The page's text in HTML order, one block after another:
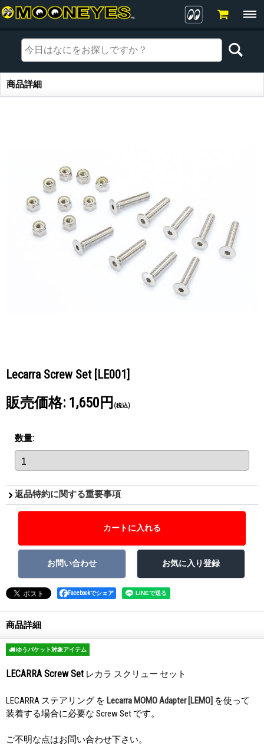
商品詳細
商品詳細
Lecarra Screw Set [LE001]
販売価格: 1,650円 (税込)
数量:
返品特約に関する重要事項
Facebookでシェア
商品詳細
ゆうパケット対象アイテム
LECARRA Screw Set レカラ スクリュー セット
LECARRA ステアリング を Lecarra MOMO Adapter [LEMO] を使って
装着する場合に必要な Screw Set です。
ご不明な点はお問い合わせ下さい。